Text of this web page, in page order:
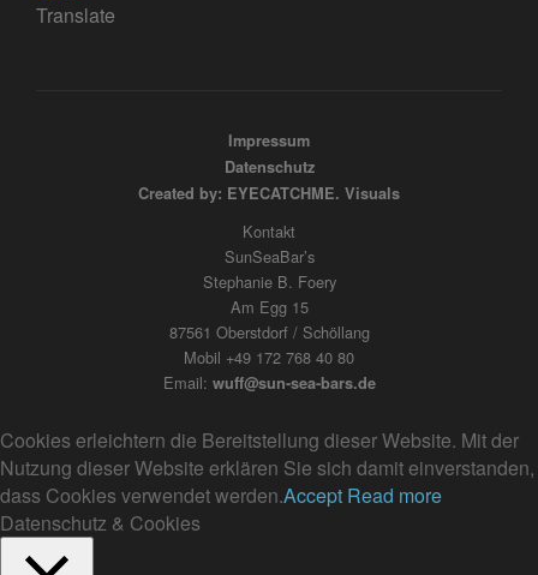
Translate
Impressum
Datenschutz
Created by: EYECATCHME. Visuals
Kontakt
SunSeaBar’s
Stephanie B. Foery
Am Egg 15
87561 Oberstdorf / Schöllang
Mobil +49 172 768 40 80
Email: wuff@sun-sea-bars.de
Cookies erleichtern die Bereitstellung dieser Website. Mit der
Nutzung dieser Website erklären Sie sich damit einverstanden,
dass Cookies verwendet werden.Accept Read more
Datenschutz & Cookies